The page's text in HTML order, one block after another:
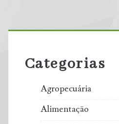
Primary
Sidebar
Categorias
Agropecuária
Alimentação